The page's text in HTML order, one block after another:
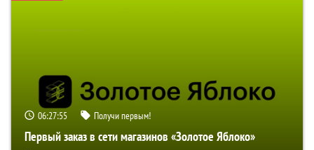
06:27:54 Получи первым!
Первый заказ в сети магазинов «Золотое Яблоко»